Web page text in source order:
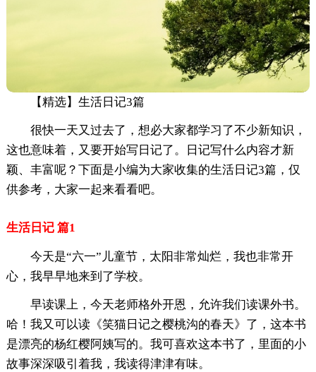
【精选】生活日记3篇
很快一天又过去了，想必大家都学习了不少新知识，
这也意味着，又要开始写日记了。日记写什么内容才新
颖、丰富呢？下面是小编为大家收集的生活日记3篇，仅
供参考，大家一起来看看吧。
生活日记 篇1
今天是“六一”儿童节，太阳非常灿烂，我也非常开
心，我早早地来到了学校。
早读课上，今天老师格外开恩，允许我们读课外书。
哈！我又可以读《笑猫日记之樱桃沟的春天》了，这本书
是漂亮的杨红樱阿姨写的。我可喜欢这本书了，里面的小
故事深深吸引着我，我读得津津有味。